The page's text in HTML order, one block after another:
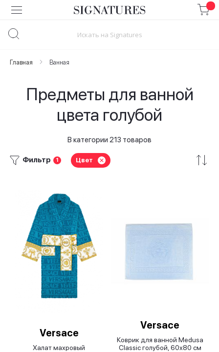
Skip
to
Главная Ванная
Предметы для ванной
цвета голубой
В категории 213 товаров
Фильтр 1 Цвет
Versace
Халат махровый
Versace
Коврик для ванной Medusa
Classic голубой, 60х80 см